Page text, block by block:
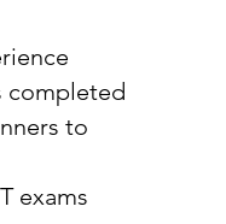
completed
to
exams